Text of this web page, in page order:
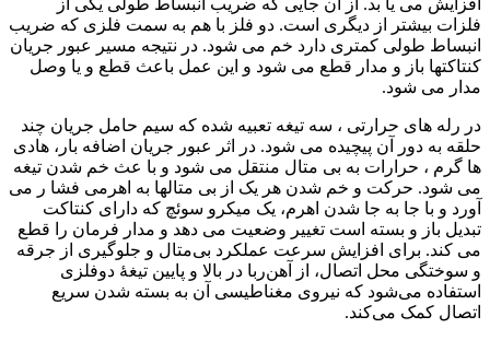
افزایش می یا بد. از آن جایی که ضریب انبساط طولی یکی از
فلزات بیشتر از دیگری است. دو فلز با هم به سمت فلزی که ضریب
انبساط طولی کمتری دارد خم می شود. در نتیجه مسیر عبور جریان
کنتاکتها باز و مدار قطع می شود و این عمل باعث قطع و یا وصل
مدار می شود.
در رله های حرارتی ، سه تیغه تعبیه شده که سیم حامل جریان چند
حلقه به دور آن پیچیده می شود. در اثر عبور جریان اضافه بار، هادی
ها گرم ، حرارات به بی متال منتقل می شود و با عث خم شدن تیغه
می شود. حرکت و خم شدن هر یک از بی متالها به اهرمی فشا ر می
آورد و با جا به جا شدن اهرم، یک میکرو سوئچ که دارای کنتاکت
تبدیل باز و بسته است تغییر وضعیت می دهد و مدار فرمان را قطع
می کند. برای افزایش سرعت عملکرد بی‌متال و جلوگیری از جرقه
و سوختگی محل اتصال، از آهن‌ربا در بالا و پایین تیغهٔ دوفلزی
استفاده می‌شود که نیروی مغناطیسی آن به بسته شدن سریع
اتصال کمک می‌کند.